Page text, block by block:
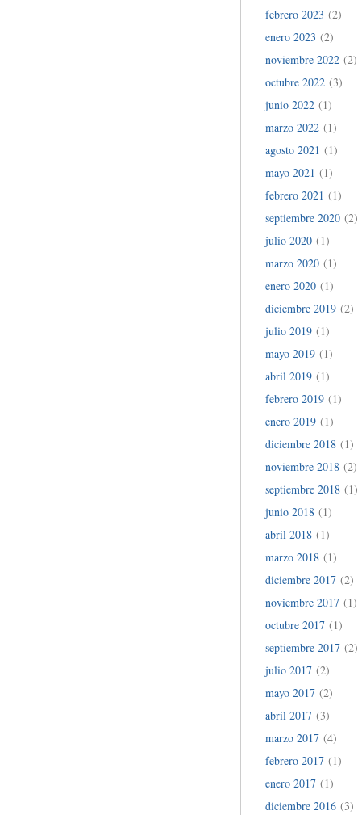
febrero 2023 (2)
enero 2023 (2)
noviembre 2022(2)
octubre 2022(3)
junio 2022(1)
marzo 2022(1)
agosto 2021 (1)
mayo 2021 (1)
febrero 2021 (1)
septiembre 2020(2)
julio 2020(1)
marzo 2020(1)
enero 2020(1)
diciembre 2019(2)
julio 2019(1)
mayo 2019(1)
abril 2019(1)
febrero 2019(1)
enero 2019(1)
diciembre 2018(1)
noviembre 2018(2)
septiembre 2018(1)
junio 2018(1)
abril 2018(1)
marzo 2018(1)
diciembre 2017(2)
noviembre 2017(1)
octubre 2017(1)
septiembre 2017(2)
julio 2017(2)
mayo 2017(2)
abril 2017(3)
marzo 2017(4)
febrero 2017(1)
enero 2017(1)
diciembre 2016(3)